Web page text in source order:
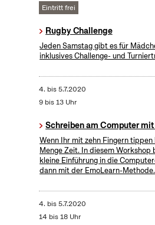
Eintritt frei
Rugby Challenge
Jeden Samstag gibt es für
inklusives Challenge- und
4. bis5.7.2020
9 bis 13 Uhr
Schreiben am Computer
Wenn Ihr mit zehn Fingern
Menge Zeit. In diesem Workshop
kleine Einführung in die
dann mit der EmoLearn-Methode.
4. bis5.7.2020
14 bis 18 Uhr